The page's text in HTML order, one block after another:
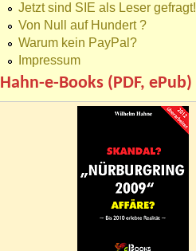
Jetzt sind SIE als Leser gefragt!
Von Null auf Hundert ?
Warum kein PayPal?
Impressum
Hahn-e-Books (PDF, ePub)